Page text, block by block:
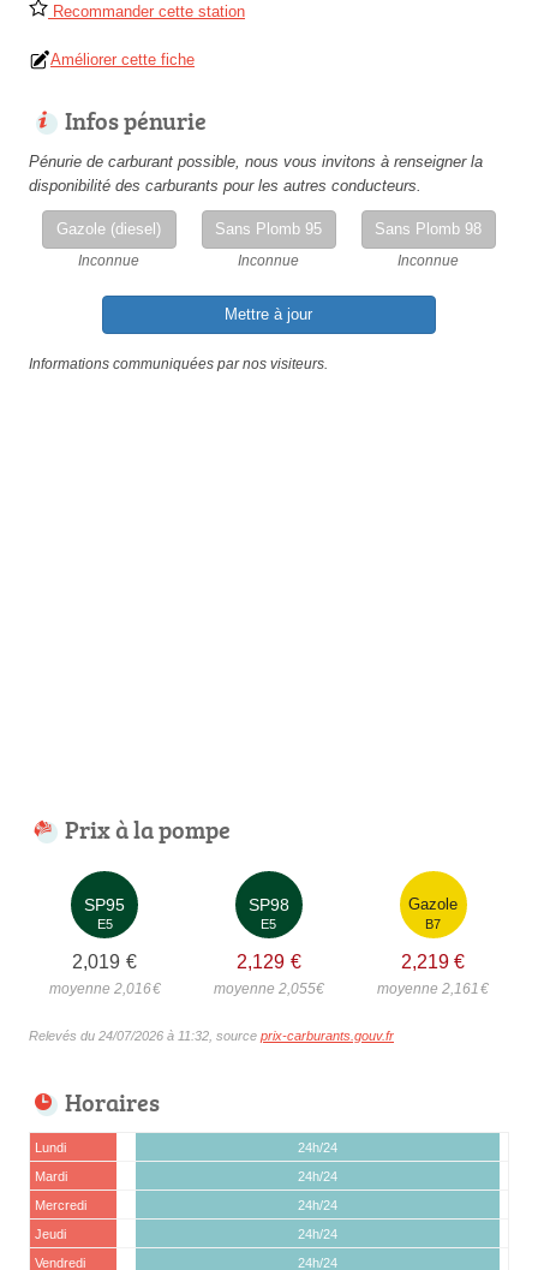
Recommander cette station
Améliorer cette fiche
Infos pénurie
Pénurie de carburant possible, nous vous invitons à renseigner la
disponibilité des carburants pour les autres conducteurs.
Gazole (diesel)
Inconnue
Sans Plomb 95
Inconnue
Sans Plomb 98
Inconnue
Mettre à jour
Informations communiquées par nos visiteurs.
Prix à la pompe
SP95
E5
2,019 €
moyenne 2,016€
SP98
E5
2,129 €
moyenne 2,055€
Gazole
B7
2,219 €
moyenne 2,161 €
Relevés du 24/07/2026 à 11:32, source prix-carburants.gouv.fr
Horaires
Lundi
24h/24
Mardi
24h/24
Mercredi
24h/24
Jeudi
24h/24
Vendredi
24h/24